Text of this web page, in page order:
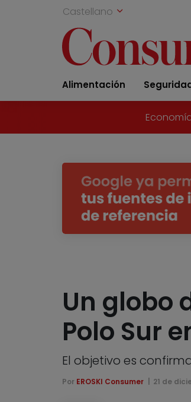
Castellano
Alimentación
Un globo
Polo Sur
El objetivo es
Por EROSKI Consumer 21 de